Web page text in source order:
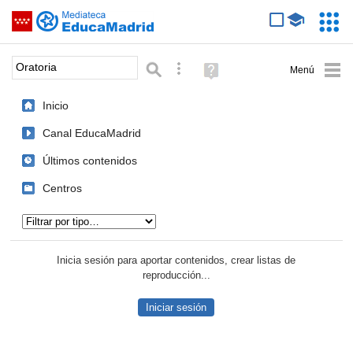
Saltar navegación
Palabra o frase: Búsqueda avanzada
Ayuda
(en
Inicio
Canal EducaMadrid
Últimos contenidos
Centros
Inicia sesión para aportar contenidos, crear listas de
reproducción...
Iniciar sesión